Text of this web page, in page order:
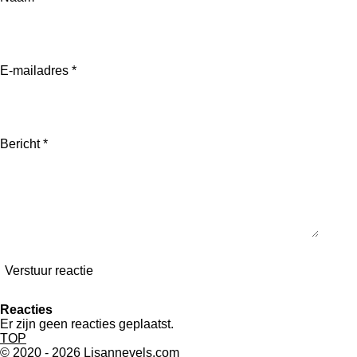
e
E-mailadres *
Bericht *
Verstuur reactie
Reacties
Er zijn geen reacties geplaatst.
TOP
© 2020 - 2026 Lisannevels.com